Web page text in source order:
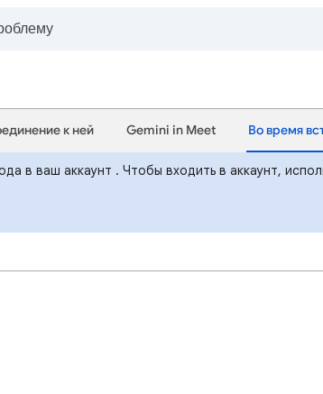
к ней Gemini in Meet Во время
в ваш аккаунт . Чтобы входить в аккаунт,